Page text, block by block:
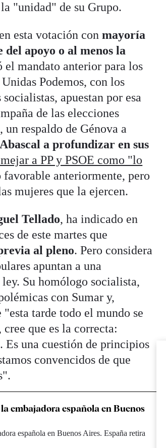
"unidad" de su Grupo.
esta votación conmayoría
apoyo o al menos la
el mandato anterior para los
Podemos, con los
apuestan por esa
de las elecciones
un respaldo de Génova a
a profundizar en sus
a PP y PSOE como "lo
anteriormente, pero
mujeres que la ejercen.
Tellado, ha indicado en
de este martes que
al pleno. Pero considera
apuntan a una
Su homólogo socialista,
con Sumar y,
tarde todo el mundo se
que es la correcta:
Es una cuestión de principios
convencidos de que
embajadora española en Buenos
española en Buenos Aires. España retira